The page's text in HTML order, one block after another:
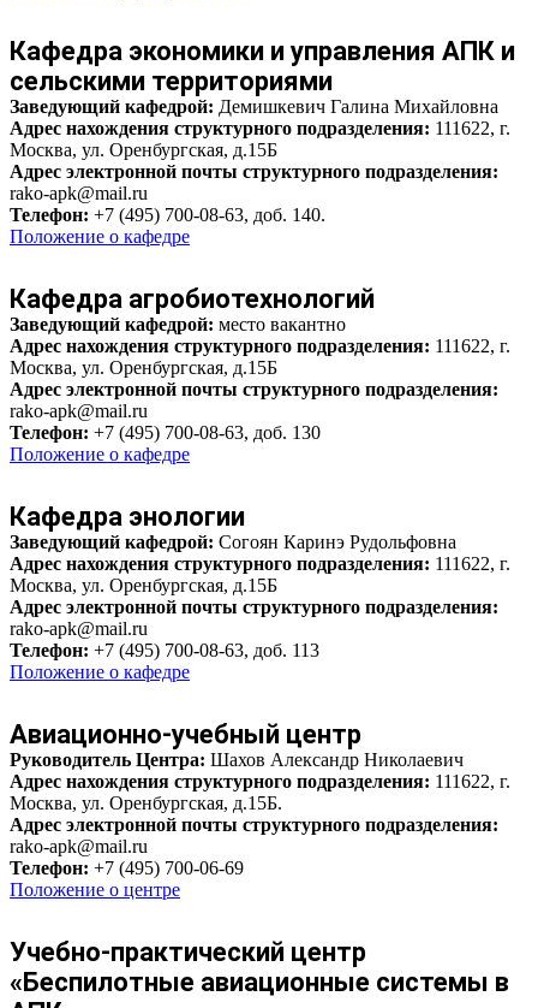
Кафедра экономики и управления АПК и
сельскими территориями
Заведующий кафедрой: Демишкевич Галина Михайловна
Адрес нахождения структурного подразделения: 111622, г.
Москва, ул. Оренбургская, д.15Б
Адрес электронной почты структурного подразделения:
rako-apk@mail.ru
Телефон: +7 (495) 700-08-63, доб. 140.
Положение о кафедре
Кафедра агробиотехнологий
Заведующий кафедрой: место вакантно
Адрес нахождения структурного подразделения: 111622, г.
Москва, ул. Оренбургская, д.15Б
Адрес электронной почты структурного подразделения:
rako-apk@mail.ru
Телефон: +7 (495) 700-08-63, доб. 130
Положение о кафедре
Кафедра энологии
Заведующий кафедрой: Согоян Каринэ Рудольфовна
Адрес нахождения структурного подразделения: 111622, г.
Москва, ул. Оренбургская, д.15Б
Адрес электронной почты структурного подразделения:
rako-apk@mail.ru
Телефон: +7 (495) 700-08-63, доб. 113
Положение о кафедре
Авиационно-учебный центр
Руководитель Центра: Шахов Александр Николаевич
Адрес нахождения структурного подразделения: 111622, г.
Москва, ул. Оренбургская, д.15Б.
Адрес электронной почты структурного подразделения:
rako-apk@mail.ru
Телефон: +7 (495) 700-06-69
Положение о центре
Учебно-практический центр
«Беспилотные авиационные системы в